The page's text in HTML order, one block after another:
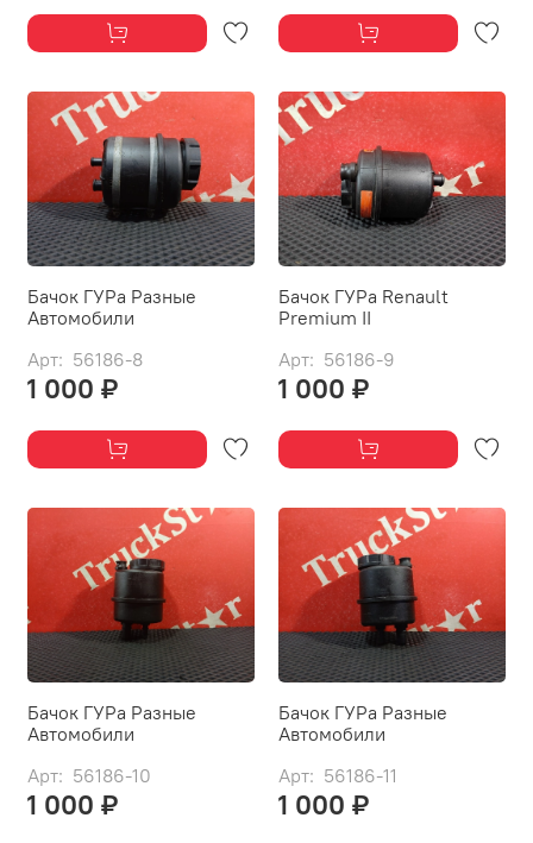
Бачок ГУРа Разные
Автомобили
Арт: 56186-8
1 000 ₽
Бачок ГУРа Renault
Premium II
Арт: 56186-9
1 000 ₽
Бачок ГУРа Разные
Автомобили
Арт: 56186-10
1 000 ₽
Бачок ГУРа Разные
Автомобили
Арт: 56186-11
1 000 ₽